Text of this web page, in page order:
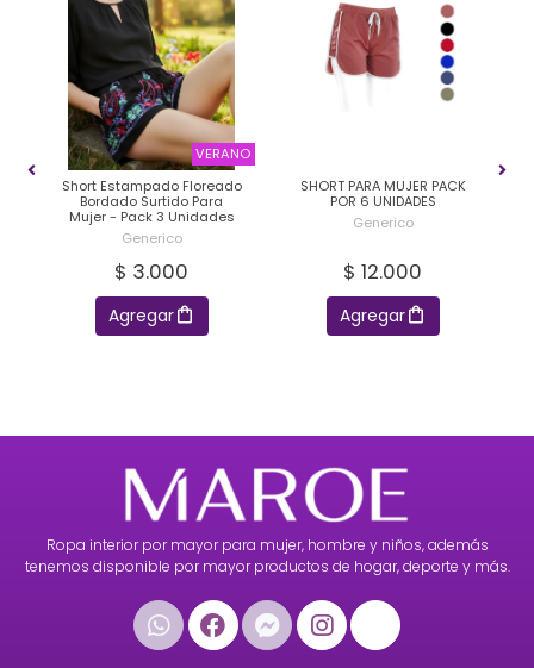
VERANO
Short Estampado Floreado
Bordado Surtido Para
Mujer - Pack 3 Unidades
Generico
$ 3.000
Agregar
SHORT PARA MUJER PACK
POR 6 UNIDADES
Generico
$ 12.000
Agregar
Ropa interior por mayor para mujer, hombre y niños, además
tenemos disponible por mayor productos de hogar, deporte y más.